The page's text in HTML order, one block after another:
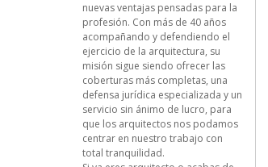
nuevas ventajas pensadas para la
profesión. Con más de 40 años
acompañando y defendiendo el
ejercicio de la arquitectura, su
misión sigue siendo ofrecer las
coberturas más completas, una
defensa jurídica especializada y un
servicio sin ánimo de lucro, para
que los arquitectos nos podamos
centrar en nuestro trabajo con
total tranquilidad.